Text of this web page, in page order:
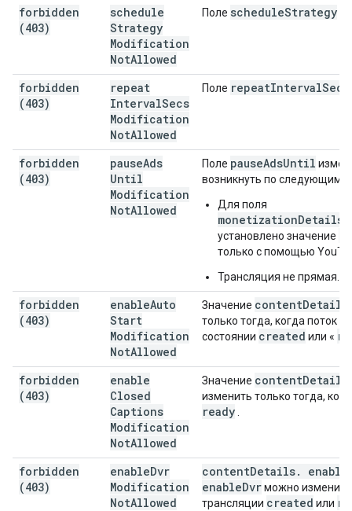
forbidden
(403)
schedule
Strategy
Modification
NotAllowed
Поле scheduleStrategy
forbidden
(403)
repeat
IntervalSecs
Modification
NotAllowed
Поле repeatIntervalSecs
forbidden
(403)
pauseAds
Until
Modification
NotAllowed
Поле pauseAdsUntil
возникнуть по следующим
Для поля
установлено значение
только с помощью
Трансляция не прямая.
forbidden
(403)
enableAuto
Start
Modification
NotAllowed
Значение contentDetails
только тогда, когда поток
состоянии created или «
forbidden
(403)
enable
Closed
Captions
Modification
NotAllowed
Значение contentDetails
изменить только тогда,
ready
forbidden
(403)
enableDvr
Modification
NotAllowed
contentDetails. enable
enableDvrможно изменить
трансляции created или